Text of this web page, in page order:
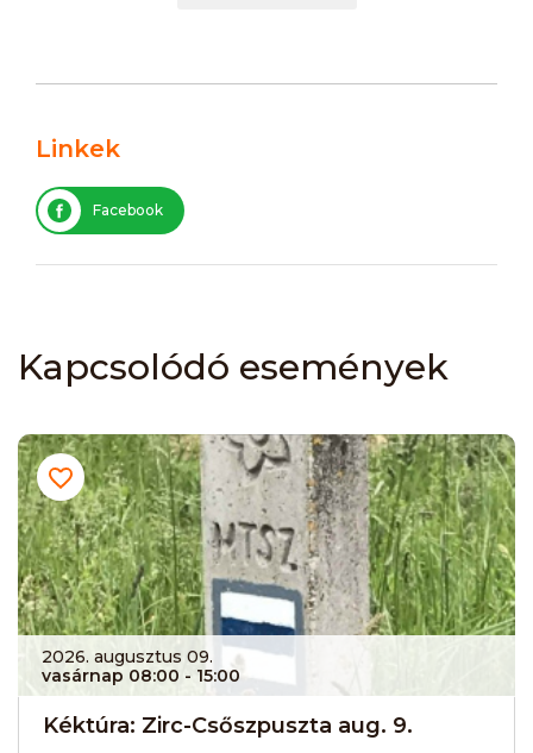
Linkek
Facebook
Kapcsolódó események
2026. augusztus 09.
vasárnap 08:00 - 15:00
Kéktúra: Zirc-Csőszpuszta aug. 9.